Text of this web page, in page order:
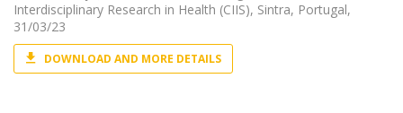
Interdisciplinary Research in Health (CIIS), Sintra, Portugal,
31/03/23
DOWNLOAD AND MORE DETAILS